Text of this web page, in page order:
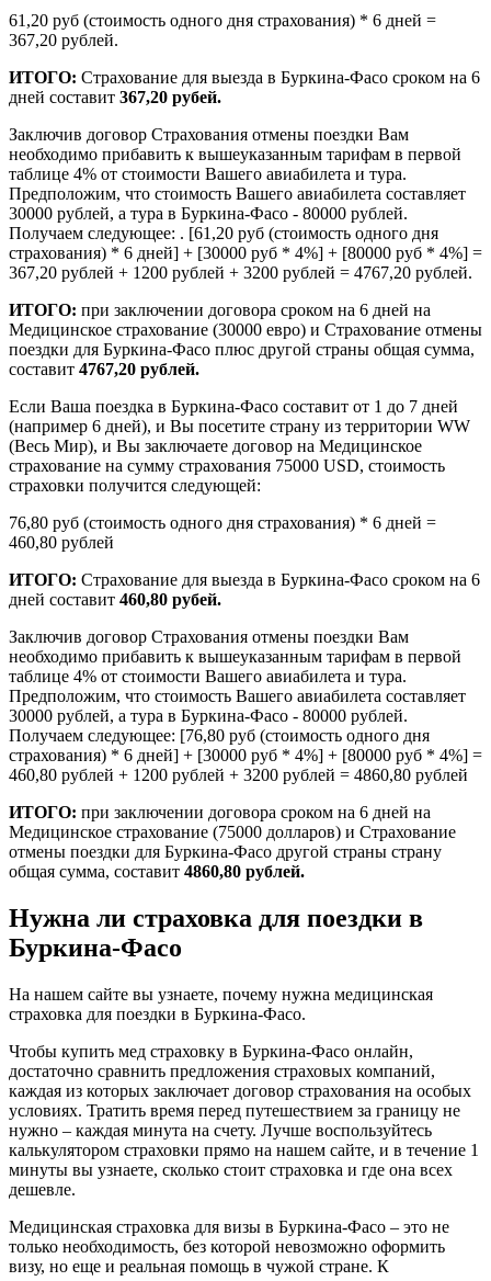
61,20 руб (стоимость одного дня страхования) * 6 дней =
367,20 рублей.
ИТОГО: Страхование для выезда в Буркина-Фасо сроком на 6
дней составит 367,20 рубей.
Заключив договор Страхования отмены поездки Вам
необходимо прибавить к вышеуказанным тарифам в первой
таблице 4% от стоимости Вашего авиабилета и тура.
Предположим, что стоимость Вашего авиабилета составляет
30000 рублей, а тура в Буркина-Фасо - 80000 рублей.
Получаем следующее: . [61,20 руб (стоимость одного дня
страхования) * 6 дней] + [30000 руб * 4%] + [80000 руб * 4%] =
367,20 рублей + 1200 рублей + 3200 рублей = 4767,20 рублей.
ИТОГО: при заключении договора сроком на 6 дней на
Медицинское страхование (30000 евро) и Страхование отмены
поездки для Буркина-Фасо плюс другой страны общая сумма,
составит 4767,20 рублей.
Если Ваша поездка в Буркина-Фасо составит от 1 до 7 дней
(например 6 дней), и Вы посетите страну из территории WW
(Весь Мир), и Вы заключаете договор на Медицинское
страхование на сумму страхования 75000 USD, стоимость
страховки получится следующей:
76,80 руб (стоимость одного дня страхования) * 6 дней =
460,80 рублей
ИТОГО: Страхование для выезда в Буркина-Фасо сроком на 6
дней составит 460,80 рубей.
Заключив договор Страхования отмены поездки Вам
необходимо прибавить к вышеуказанным тарифам в первой
таблице 4% от стоимости Вашего авиабилета и тура.
Предположим, что стоимость Вашего авиабилета составляет
30000 рублей, а тура в Буркина-Фасо - 80000 рублей.
Получаем следующее: [76,80 руб (стоимость одного дня
страхования) * 6 дней] + [30000 руб * 4%] + [80000 руб * 4%] =
460,80 рублей + 1200 рублей + 3200 рублей = 4860,80 рублей
ИТОГО: при заключении договора сроком на 6 дней на
Медицинское страхование (75000 долларов) и Страхование
отмены поездки для Буркина-Фасо другой страны страну
общая сумма, составит 4860,80 рублей.
Нужна ли страховка для поездки в
Буркина-Фасо
На нашем сайте вы узнаете, почему нужна медицинская
страховка для поездки в Буркина-Фасо.
Чтобы купить мед страховку в Буркина-Фасо онлайн,
достаточно сравнить предложения страховых компаний,
каждая из которых заключает договор страхования на особых
условиях. Тратить время перед путешествием за границу не
нужно – каждая минута на счету. Лучше воспользуйтесь
калькулятором страховки прямо на нашем сайте, и в течение 1
минуты вы узнаете, сколько стоит страховка и где она всех
дешевле.
Медицинская страховка для визы в Буркина-Фасо – это не
только необходимость, без которой невозможно оформить
визу, но еще и реальная помощь в чужой стране. К